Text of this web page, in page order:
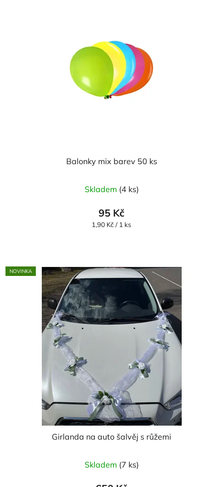
Balonky mix barev 50 ks
hodnocení
produktu
je
hvězdiček.
Skladem (4 ks)
95 Kč
Měrná
1,90 Kč / 1 ks
NOVINKA
Girlanda na auto šalvěj s růžemi
Skladem (7 ks)